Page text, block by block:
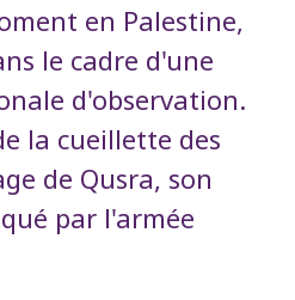
en Palestine,
le cadre d'une
d'observation.
la cueillette des
de Qusra, son
par l'armée